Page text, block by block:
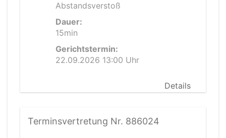
Abstandsverstoß
Dauer:
15min
Gerichtstermin:
22.09.2026 13:00 Uhr
Details
Terminsvertretung Nr. 886024